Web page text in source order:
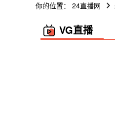
你的位置： 24直播网
VG直播